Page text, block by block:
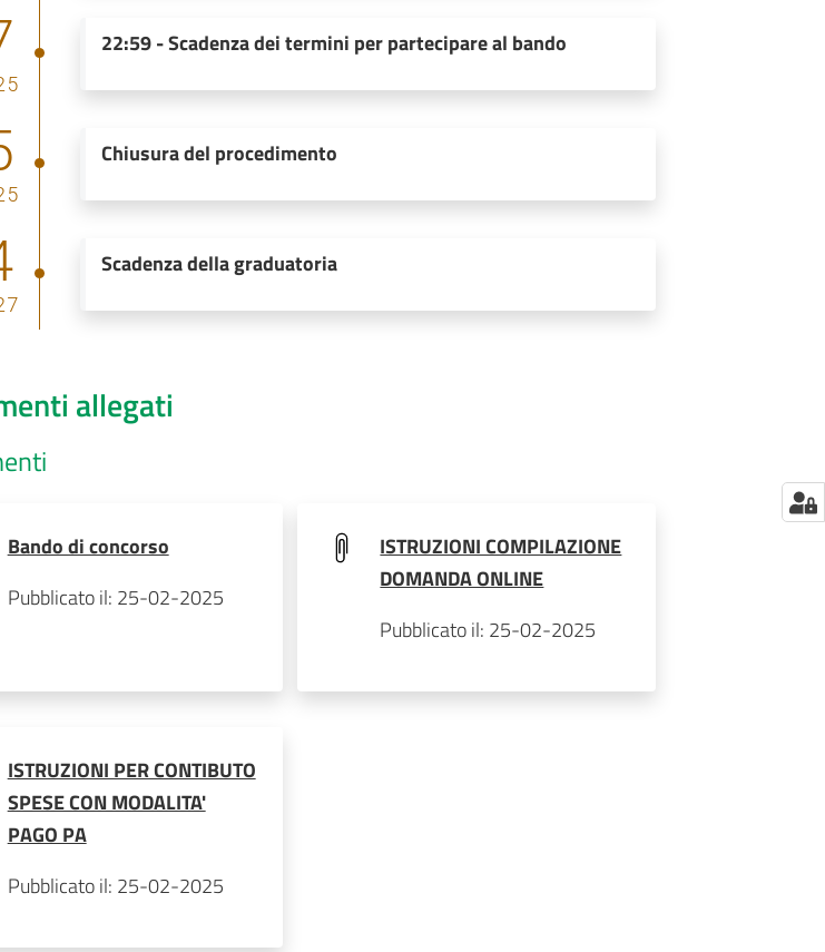
22:59-Scadenza dei termini per partecipare al bando
Chiusura del procedimento
Scadenza della graduatoria
allegati
Bando di concorso
Pubblicato il: 25-02-2025
ISTRUZIONI COMPILAZIONE
DOMANDA ONLINE
Pubblicato il: 25-02-2025
ISTRUZIONI PER CONTIBUTO
SPESE CON MODALITA'
PAGO PA
Pubblicato il: 25-02-2025